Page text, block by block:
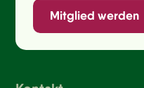
Mitglied werden